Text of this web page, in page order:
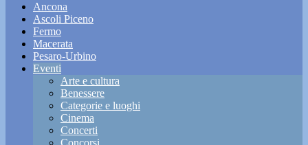
Ancona
Ascoli Piceno
Fermo
Macerata
Pesaro-Urbino
Eventi
Arte e cultura
Benessere
Categorie e luoghi
Cinema
Concerti
Concorsi